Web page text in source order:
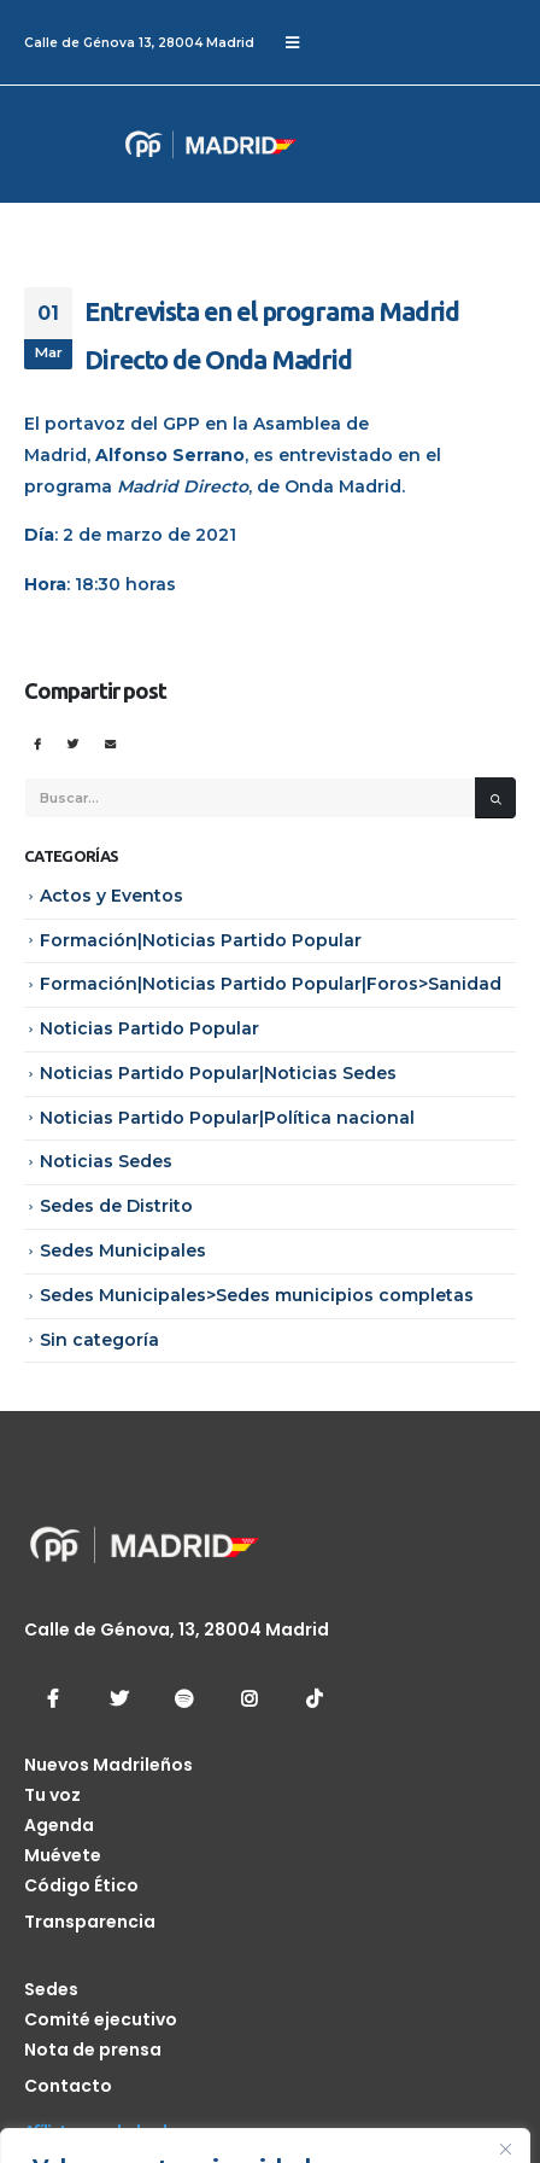
Calle de Génova 13, 28004 Madrid
01
Mar
Entrevista en el programa Madrid
Directo de Onda Madrid
El portavoz del GPP en la Asamblea de
Madrid, Alfonso Serrano, es entrevistado en el
programa Madrid Directo, de Onda Madrid.
Día: 2 de marzo de 2021
Hora: 18:30 horas
Compartir post
CATEGORÍAS
Actos y Eventos
Formación|Noticias Partido Popular
Formación|Noticias Partido Popular|Foros>Sanidad
Noticias Partido Popular
Noticias Partido Popular|Noticias Sedes
Noticias Partido Popular|Política nacional
Noticias Sedes
Sedes de Distrito
Sedes Municipales
Sedes Municipales>Sedes municipios completas
Sin categoría
Calle de Génova, 13, 28004 Madrid
Nuevos Madrileños
Tu voz
Agenda
Muévete
Código Ético
Transparencia
Sedes
Comité ejecutivo
Nota de prensa
Contacto
Afíliate seas de donde seas